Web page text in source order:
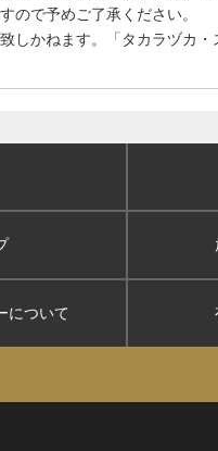
ので予めご了承ください。
しかねます。「タカラヅカ・
について